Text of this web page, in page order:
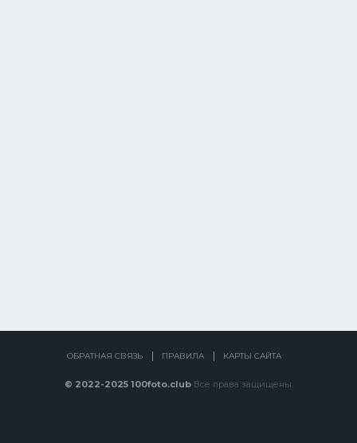
ОБРАТНАЯ СВЯЗЬ ПРАВИЛА КАРТЫ САЙТА
© 2022-2025 100foto.clubВсе права защищены.